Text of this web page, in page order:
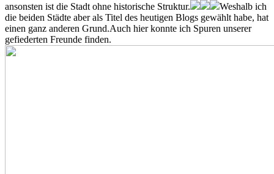
ansonsten ist die Stadt ohne historische Struktur.
Weshalb ich
die beiden Städte aber als Titel des heutigen Blogs gewählt habe, hat
einen ganz anderen Grund.Auch hier konnte ich Spuren unserer
gefiederten Freunde finden.